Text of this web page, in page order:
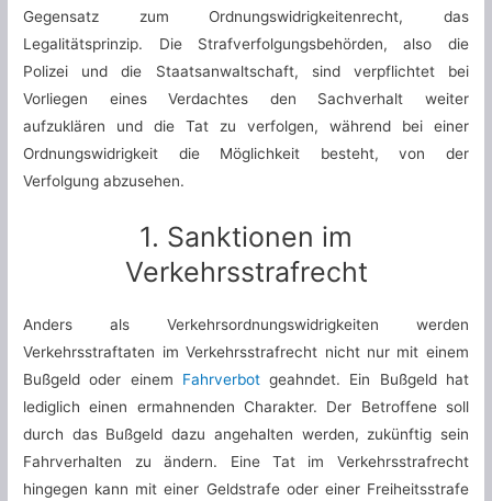
Gegensatz zum Ordnungswidrigkeitenrecht, das
Legalitätsprinzip. Die Strafverfolgungsbehörden, also die
Polizei und die Staatsanwaltschaft, sind verpflichtet bei
Vorliegen eines Verdachtes den Sachverhalt weiter
aufzuklären und die Tat zu verfolgen, während bei einer
Ordnungswidrigkeit die Möglichkeit besteht, von der
Verfolgung abzusehen.
1. Sanktionen im
Verkehrsstrafrecht
Anders als Verkehrsordnungswidrigkeiten werden
Verkehrsstraftaten im Verkehrsstrafrecht nicht nur mit einem
Bußgeld oder einem Fahrverbotgeahndet. Ein Bußgeld hat
lediglich einen ermahnenden Charakter. Der Betroffene soll
durch das Bußgeld dazu angehalten werden, zukünftig sein
Fahrverhalten zu ändern. Eine Tat im Verkehrsstrafrecht
hingegen kann mit einer Geldstrafe oder einer Freiheitsstrafe